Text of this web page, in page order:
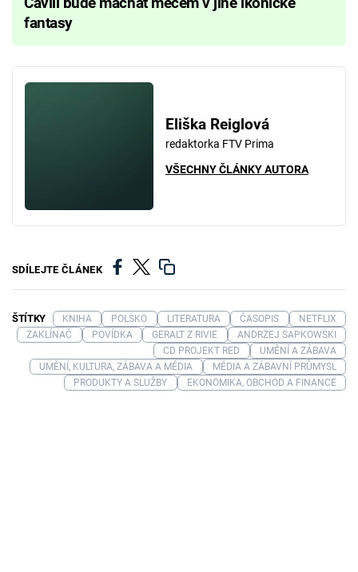
fantasy
Eliška Reiglová
redaktorka FTV Prima
VŠECHNY ČLÁNKY AUTORA
SDÍLEJTE ČLÁNEK
ŠTÍTKY KNIHA POLSKO LITERATURA ČASOPIS
NETFLIX
ZAKLÍNAČ
POVÍDKA GERALT Z RIVIE
ANDRZEJ SAPKOWSKI
CD PROJEKT RED
UMĚNÍ A ZÁBAVA
UMĚNÍ, KULTURA, ZÁBAVA A MÉDIA
MÉDIA A ZÁBAVNÍ PRŮMYSL
PRODUKTY A SLUŽBY
EKONOMIKA, OBCHOD A FINANCE